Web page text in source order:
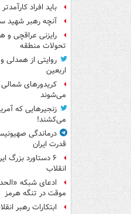
باید افراد
آنچه رهبر شهید
رایزنی عراقچی و
تحولات منطقه
روایتی از
اربعین
کریدورهای
می‌شوند
زنجیرهایی که
می‌کشند!
درماندگی
قدرت ایران
انقلاب
ادعای شبکه
موقت در تنگه هرمز
ابتکارات رهبر